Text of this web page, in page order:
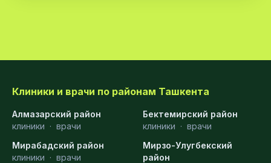
Клиники и врачи по районам Ташкента
Алмазарский район
клиники · врачи
Бектемирский район
клиники · врачи
Мирабадский район
клиники · врачи
Мирзо-Улугбекский
район